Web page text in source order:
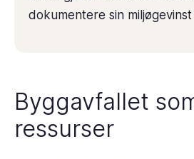
dokumentere sin miljøgevinst
Byggavfallet
ressurser